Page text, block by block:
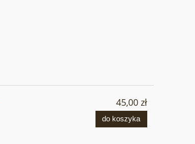
45,00 zł
do koszyka